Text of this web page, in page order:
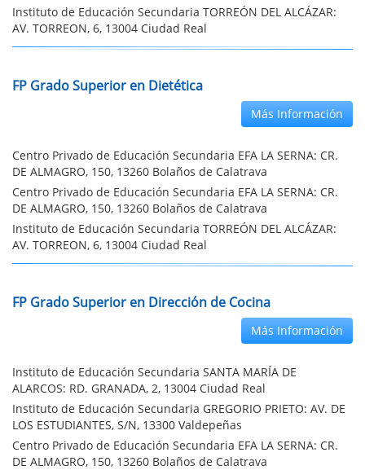
Instituto de Educación Secundaria TORREÓN DEL ALCÁZAR:
AV. TORREON, 6, 13004 Ciudad Real
FP Grado Superior en Dietética
Más Información
Centro Privado de Educación Secundaria EFA LA SERNA: CR.
DE ALMAGRO, 150, 13260 Bolaños de Calatrava
Centro Privado de Educación Secundaria EFA LA SERNA: CR.
DE ALMAGRO, 150, 13260 Bolaños de Calatrava
Instituto de Educación Secundaria TORREÓN DEL ALCÁZAR:
AV. TORREON, 6, 13004 Ciudad Real
FP Grado Superior en Dirección de Cocina
Más Información
Instituto de Educación Secundaria SANTA MARÍA DE
ALARCOS: RD. GRANADA, 2, 13004 Ciudad Real
Instituto de Educación Secundaria GREGORIO PRIETO: AV. DE
LOS ESTUDIANTES, S/N, 13300 Valdepeñas
Centro Privado de Educación Secundaria EFA LA SERNA: CR.
DE ALMAGRO, 150, 13260 Bolaños de Calatrava